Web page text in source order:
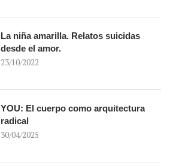
La niña amarilla. Relatos suicidas
desde el amor.
23/10/2022
YOU: El cuerpo como arquitectura
radical
30/04/2025